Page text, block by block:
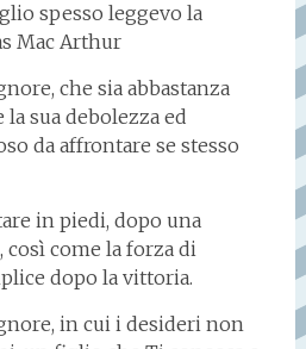
spesso leggevo la
Mac Arthur
che sia abbastanza
sua debolezza ed
da affrontare se stesso
in piedi, dopo una
come la forza di
dopo la vittoria.
in cui i desideri non